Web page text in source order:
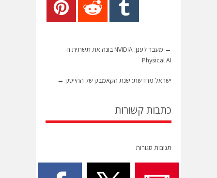
←
מעבר לענן: NVIDIA בונה את תשתית ה-
Physical AI
ישראל מחדשת: שנת הקאמבק של ההייטק →
כתבות קשורות
תגובות סגורות